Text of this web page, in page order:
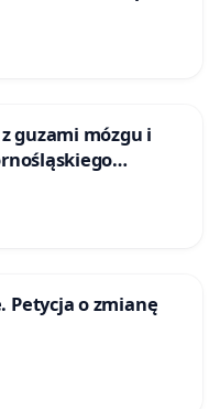
guzami mózgu i
Katowicach
Petycja o zmianę